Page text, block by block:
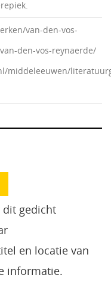
van-den-vos-
den-vos-reynaerde/
middeleeuwen/
gedicht
en locatie van
informatie.